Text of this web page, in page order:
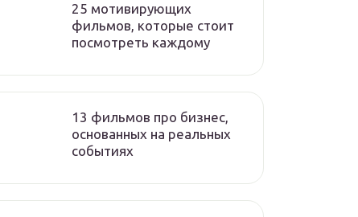
25 мотивирующих
фильмов, которые стоит
посмотреть каждому
13 фильмов про бизнес,
основанных на реальных
событиях